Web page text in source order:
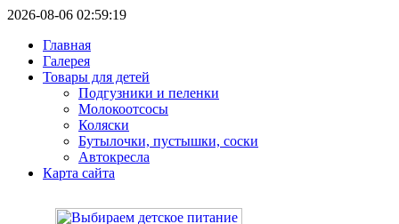
2026-08-06 02:59:19
Главная
Галерея
Товары для детей
Подгузники и пеленки
Молокоотсосы
Коляски
Бутылочки, пустышки, соски
Автокресла
Карта сайта